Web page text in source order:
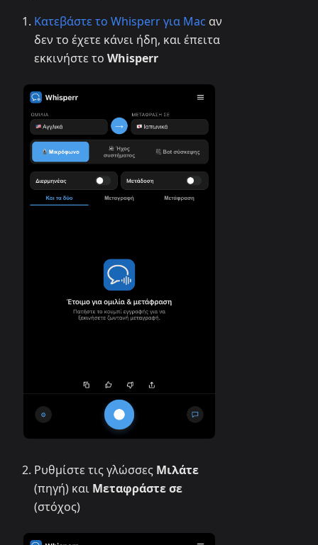
Κατεβάστε το Whisperr για Mac αν
δεν το έχετε κάνει ήδη, και έπειτα
εκκινήστε το Whisperr
Ρυθμίστε τις γλώσσες Μιλάτε
(πηγή) και Μεταφράστε σε
(στόχος)